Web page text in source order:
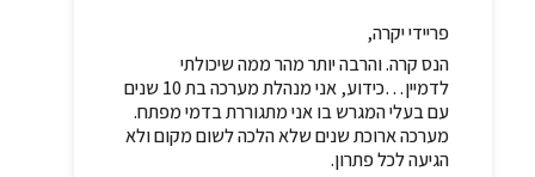
פריידי יקרה,
הנס קרה. והרבה יותר מהר ממה שיכולתי
לדמיין…כידוע, אני מנהלת מערכה בת 10 שנים
עם בעלי המגרש בו אני מתגוררת בדמי מפתח.
מערכה ארוכת שנים שלא הלכה לשום מקום ולא
הגיעה לכל פתרון.